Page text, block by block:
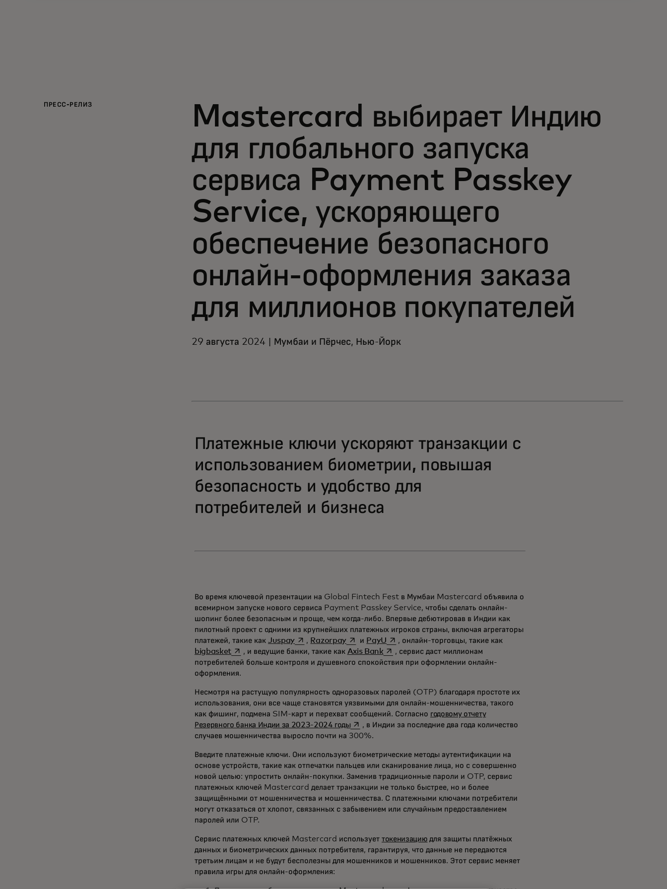
ПРЕСС-РЕЛИЗ
Mastercard выбирает Индию
для глобального запуска
сервиса Payment Passkey
Service, ускоряющего
обеспечение безопасного
онлайн-оформления заказа
для миллионов покупателей
29 августа 2024 | Мумбаи и Пёрчес, Нью-Йорк
Платежные ключи ускоряют транзакции с
использованием биометрии, повышая
безопасность и удобство для
потребителей и бизнеса
Во время ключевой презентации на Global Fintech Fest в Мумбаи Mastercard объявила о
всемирном запуске нового сервиса Payment Passkey Service, чтобы сделать онлайн-
шопинг более безопасным и проще, чем когда-либо. Впервые дебютировав в Индии как
пилотный проект с одними из крупнейших платежных игроков страны, включая агрегаторы
платежей, такие как Juspayopens in a new tab
, Razorpayopens in a new tab
и PayU opens in a new tab
, онлайн-торговцы, такие как
bigbasketopens in a new tab
, и ведущие банки, такие как Axis Bankopens in a new tab
, сервис даст миллионам
потребителей больше контроля и душевного спокойствия при оформлении онлайн-
оформления.
Несмотря на растущую популярность одноразовых паролей (OTP) благодаря простоте их
использования, они все чаще становятся уязвимыми для онлайн-мошенничества, такого
как фишинг, подмена SIM-карт и перехват сообщений. Согласно годовому отчету
Резервного банка Индии за 2023-2024 годыopens in a new tab
, в Индии за последние два года количество
случаев мошенничества выросло почти на 300%.
Введите платежные ключи. Они используют биометрические методы аутентификации на
основе устройств, такие как отпечатки пальцев или сканирование лица, но с совершенно
новой целью: упростить онлайн-покупки. Заменив традиционные пароли и OTP, сервис
платежных ключей Mastercard делает транзакции не только быстрее, но и более
защищёнными от мошенничества и мошенничества. С платежными ключами потребители
могут отказаться от хлопот, связанных с забывением или случайным предоставлением
паролей или OTP.
Сервис платежных ключей Mastercard использует токенизацию для защиты платёжных
данных и биометрических данных потребителя, гарантируя, что данные не передаются
третьим лицам и не будут бесполезны для мошенников и мошенников. Этот сервис меняет
правила игры для онлайн-оформления: